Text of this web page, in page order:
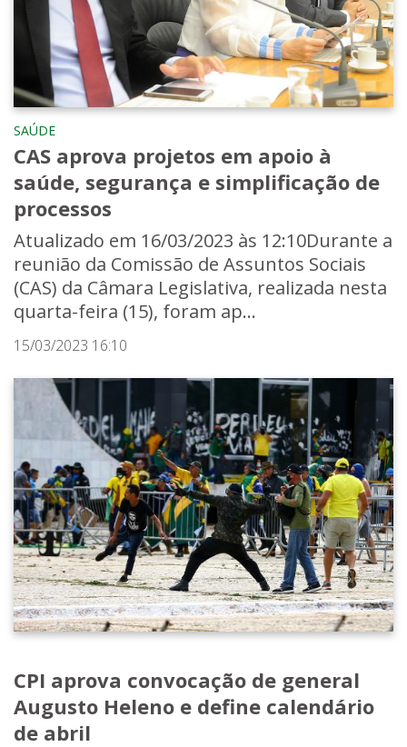
SAÚDE
CAS aprova projetos em apoio à
saúde, segurança e simplificação de
processos
Atualizado em 16/03/2023 às 12:10Durante a
reunião da Comissão de Assuntos Sociais
(CAS) da Câmara Legislativa, realizada nesta
quarta-feira (15), foram ap...
15/03/2023 16:10
CPI aprova convocação de general
Augusto Heleno e define calendário
de abril